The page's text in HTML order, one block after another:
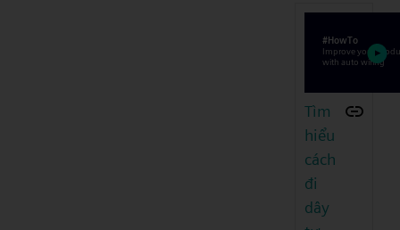
Tìm
hiểu
cách
đi
dây